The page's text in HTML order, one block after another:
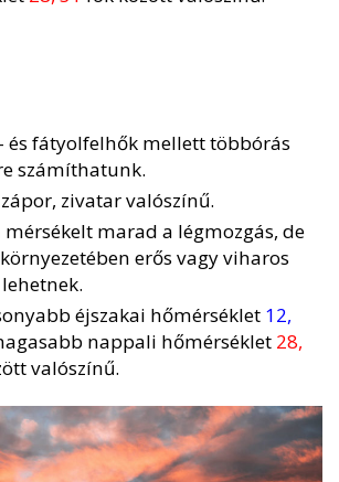
és fátyolfelhők mellett többórás
számíthatunk.
zivatar valószínű.
marad a légmozgás, de
erős vagy viharos
éjszakai hőmérséklet 12,
nappali hőmérséklet 28,
valószínű.